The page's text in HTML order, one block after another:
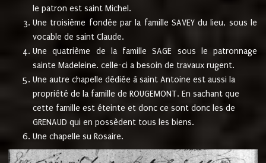
le patron est saint Michel.
Une troisième fondée par la famille SAVEY du lieu, sous le
vocable de saint Claude.
Une quatrième de la famille SAGE sous le patronnage
sainte Madeleine. celle-ci a besoin de travaux rugent.
Une autre chapelle dédiée à saint Antoine est aussi la
propriété de la famille de ROUGEMONT. En sachant que
cette famille est éteinte et donc ce sont donc les de
GRENAUD qui en possèdent tous les biens.
Une chapelle su Rosaire.